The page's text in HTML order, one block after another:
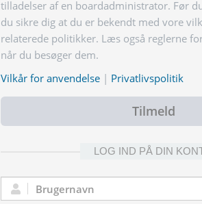
tilladelser af en boardadministrator. Før
du sikre dig at du er bekendt med vore
relaterede politikker. Læs også reglerne
når du besøger dem.
Vilkår for anvendelse | Privatlivspolitik
Tilmeld
LOG IND PÅ DIN
Brugernavn: